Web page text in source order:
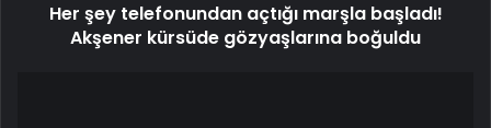
Her şey telefonundan açtığı marşla başladı!
Akşener kürsüde gözyaşlarına boğuldu